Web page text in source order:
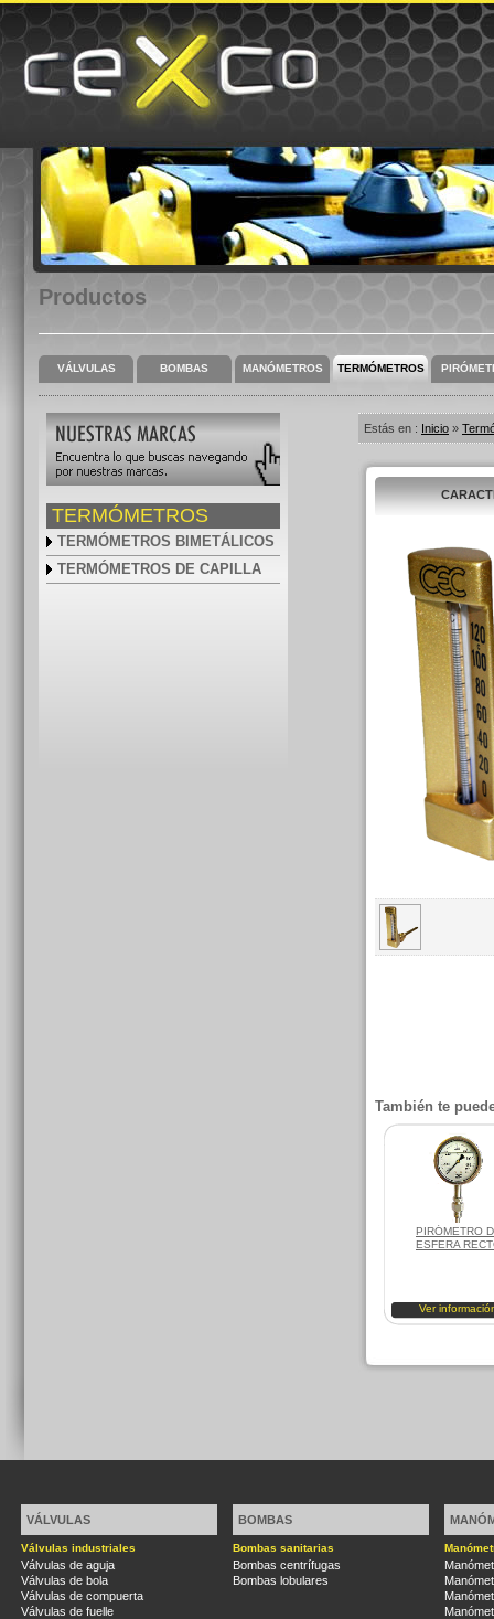
Productos
VÁLVULAS BOMBAS MANÓMETROS TERMÓMETROS
TERMÓMETROS
TERMÓMETROS BIMETÁLICOS
TERMÓMETROS DE CAPILLA
Estás en : Inicio »
También te
PIRÓMETRO
ESFERA
Ver
VÁLVULAS
Válvulas industriales
Válvulas de aguja
Válvulas de bola
Válvulas de compuerta
Válvulas de fuelle
BOMBAS
Bombas sanitarias
Bombas centrífugas
Bombas lobulares